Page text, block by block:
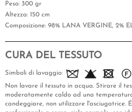
Peso: 300 gr
Altezza: 150 cm
Composizione: 98% LANA VERGINE, 2%
CURA DEL TESSUTO
Simboli di lavaggio:
Non lavare il tessuto in acqua. Stirare il
moderatamente caldo ad una temperatura
candeggiare, non utilizzare l'asciugatrice.